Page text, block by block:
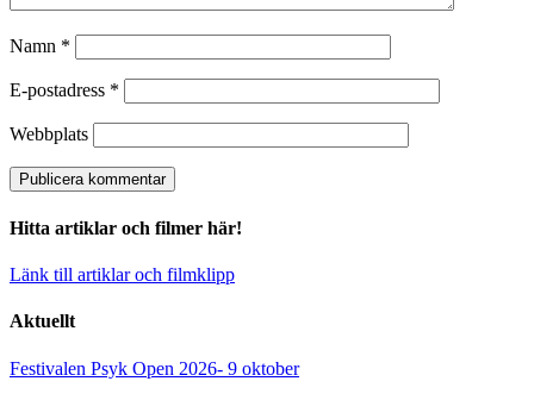
Namn *
E-postadress *
Webbplats
Hitta artiklar och filmer här!
Länk till artiklar och filmklipp
Aktuellt
Festivalen Psyk Open 2026- 9 oktober